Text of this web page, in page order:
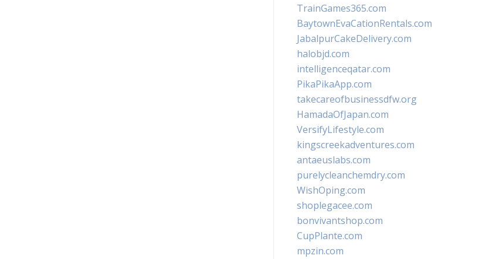
TrainGames365.com
BaytownEvaCationRentals.com
JabalpurCakeDelivery.com
halobjd.com
intelligenceqatar.com
PikaPikaApp.com
takecareofbusinessdfw.org
HamadaOfJapan.com
VersifyLifestyle.com
kingscreekadventures.com
antaeuslabs.com
purelycleanchemdry.com
WishOping.com
shoplegacee.com
bonvivantshop.com
CupPlante.com
mpzin.com